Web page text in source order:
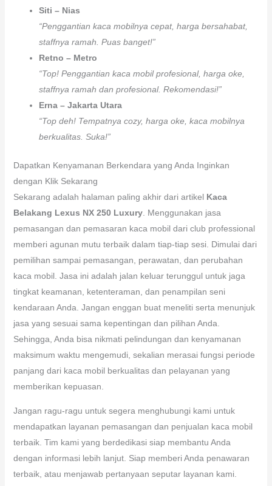
Siti – Nias
“Penggantian kaca mobilnya cepat, harga bersahabat,
staffnya ramah. Puas banget!”
Retno – Metro
“Top! Penggantian kaca mobil profesional, harga oke,
staffnya ramah dan profesional. Rekomendasi!”
Erna – Jakarta Utara
“Top deh! Tempatnya cozy, harga oke, kaca mobilnya
berkualitas. Suka!”
Dapatkan Kenyamanan Berkendara yang Anda Inginkan
dengan Klik Sekarang
Sekarang adalah halaman paling akhir dari artikel Kaca
Belakang Lexus NX 250 Luxury. Menggunakan jasa
pemasangan dan pemasaran kaca mobil dari club professional
memberi agunan mutu terbaik dalam tiap-tiap sesi. Dimulai dari
pemilihan sampai pemasangan, perawatan, dan perubahan
kaca mobil. Jasa ini adalah jalan keluar terunggul untuk jaga
tingkat keamanan, ketenteraman, dan penampilan seni
kendaraan Anda. Jangan enggan buat meneliti serta menunjuk
jasa yang sesuai sama kepentingan dan pilihan Anda.
Sehingga, Anda bisa nikmati pelindungan dan kenyamanan
maksimum waktu mengemudi, sekalian merasai fungsi periode
panjang dari kaca mobil berkualitas dan pelayanan yang
memberikan kepuasan.
Jangan ragu-ragu untuk segera menghubungi kami untuk
mendapatkan layanan pemasangan dan penjualan kaca mobil
terbaik. Tim kami yang berdedikasi siap membantu Anda
dengan informasi lebih lanjut. Siap memberi Anda penawaran
terbaik, atau menjawab pertanyaan seputar layanan kami.